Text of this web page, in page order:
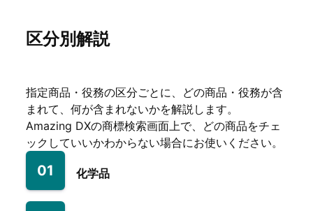
区分別解説
指定商品・役務の区分ごとに、どの商品・役務が含
まれて、何が含まれないかを解説します。
Amazing DXの商標検索画面上で、どの商品をチェ
ックしていいかわからない場合にお使いください。
01 化学品